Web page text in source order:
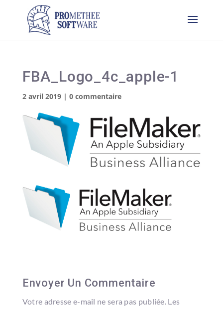
FBA_Logo_4c_apple-1
2 avril 2019| 0 commentaire
Envoyer Un Commentaire
Votre adresse e-mail ne sera pas publiée. Les